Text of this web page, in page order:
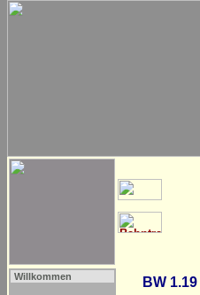
Willkommen BW 1.19